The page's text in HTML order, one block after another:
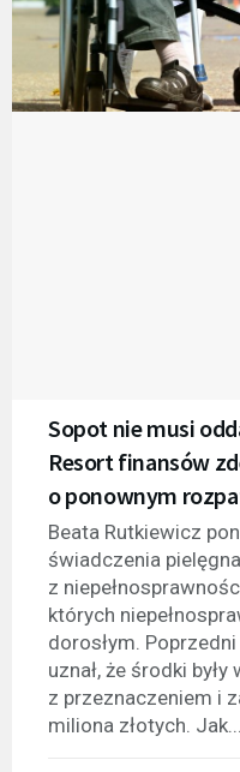
Sopot nie musi
Resort finansów
o ponownym
Beata Rutkiewicz
świadczenia
z
których
dorosłym.
uznał, że środki
z przeznaczeniem i
miliona złotych. Jak...